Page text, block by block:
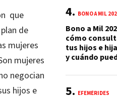
que
de
mujeres
mujeres
negocian
hijos e
BONO A MIL
Bono a Mil
cómo
tus hijos e
y cuándo
EFEMÉRIDES